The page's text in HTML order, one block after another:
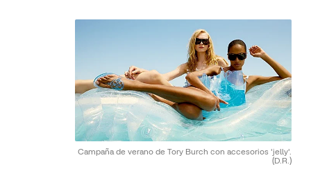
Campaña de verano de Tory Burch con accesorios 'jelly'.
(D.R.)